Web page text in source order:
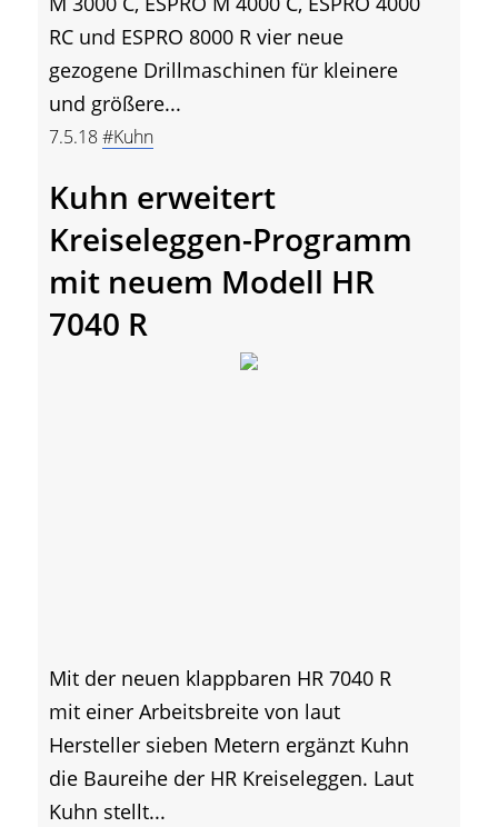
RC und ESPRO 8000 R vier neue
gezogene Drillmaschinen für kleinere
und größere...
7.5.18#Kuhn
Kuhn erweitert
Kreiseleggen-Programm
mit neuem Modell HR
7040 R
Mit der neuen klappbaren HR 7040 R
mit einer Arbeitsbreite von laut
Hersteller sieben Metern ergänzt Kuhn
die Baureihe der HR Kreiseleggen. Laut
Kuhn stellt...